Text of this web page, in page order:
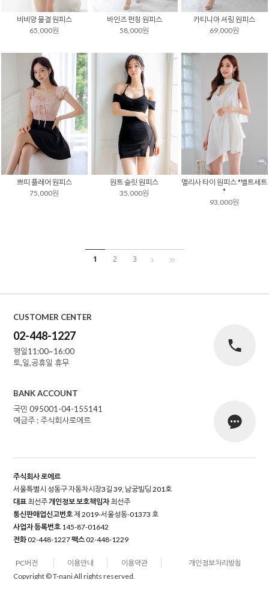
비비앙 물결 원피스
65,000원
바인즈 펀칭 원피스
58,000원
카티니아 셔링 원피스
69,000원
쁘띠 플레어 원피스
75,000원
원트 슬릿 원피스
35,000원
멜리사 타이 원피스 *벨트세트
*
93,000원
1 2 3
CUSTOMER CENTER
02-448-1227
평일11:00~16:00
토,일,공휴일 휴무
BANK ACCOUNT
국민 095001-04-155141
예금주 : 주식회사로에르
주식회사 로에르
서울특별시 성동구 자동차시장3길 39, 남궁빌딩 201호
대표 최선주개인정보 보호책임자최선주
통신판매업신고번호제 2019-서울성동-01373 호
사업자 등록번호 145-87-01642
전화02-448-1227팩스02-448-1229
PC버전 이용안내 이용약관
개인정보처리방침
Copyright © T-nani All rights reserved.